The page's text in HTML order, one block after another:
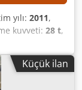
yılı: 2011,
kuvveti: 28 t,
aşağıdaki
Tamamen yeni
Küçük ilan